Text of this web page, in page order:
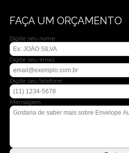
FAÇA UM ORÇAMENTO
Digite seu nome
Digite seu email
Digite seu telefone
Mensagem